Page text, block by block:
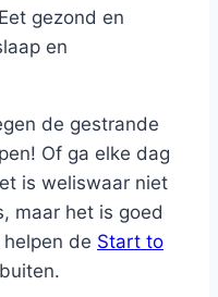
gezond en
en
de gestrande
Of ga elke dag
is weliswaar niet
maar het is goed
de Start to